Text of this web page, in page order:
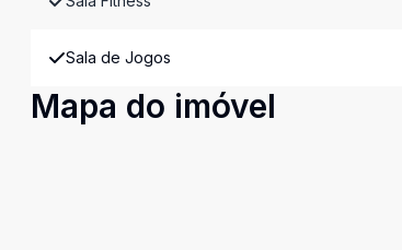
Sala de Jogos
Mapa do imóvel